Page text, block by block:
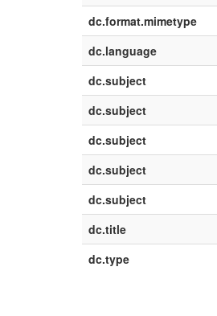
dc.format.mimetype
dc.language
dc.subject
dc.subject
dc.subject
dc.subject
dc.subject
dc.title
dc.type